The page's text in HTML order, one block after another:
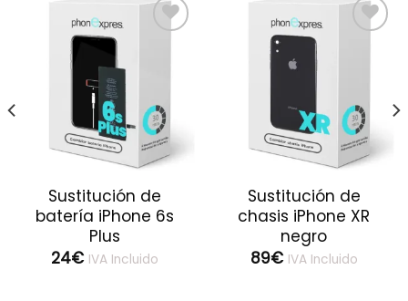
Sustitución de
batería iPhone 6s
Plus
24€ IVA Incluido
Sustitución de
chasis iPhone XR
negro
89€ IVA Incluido